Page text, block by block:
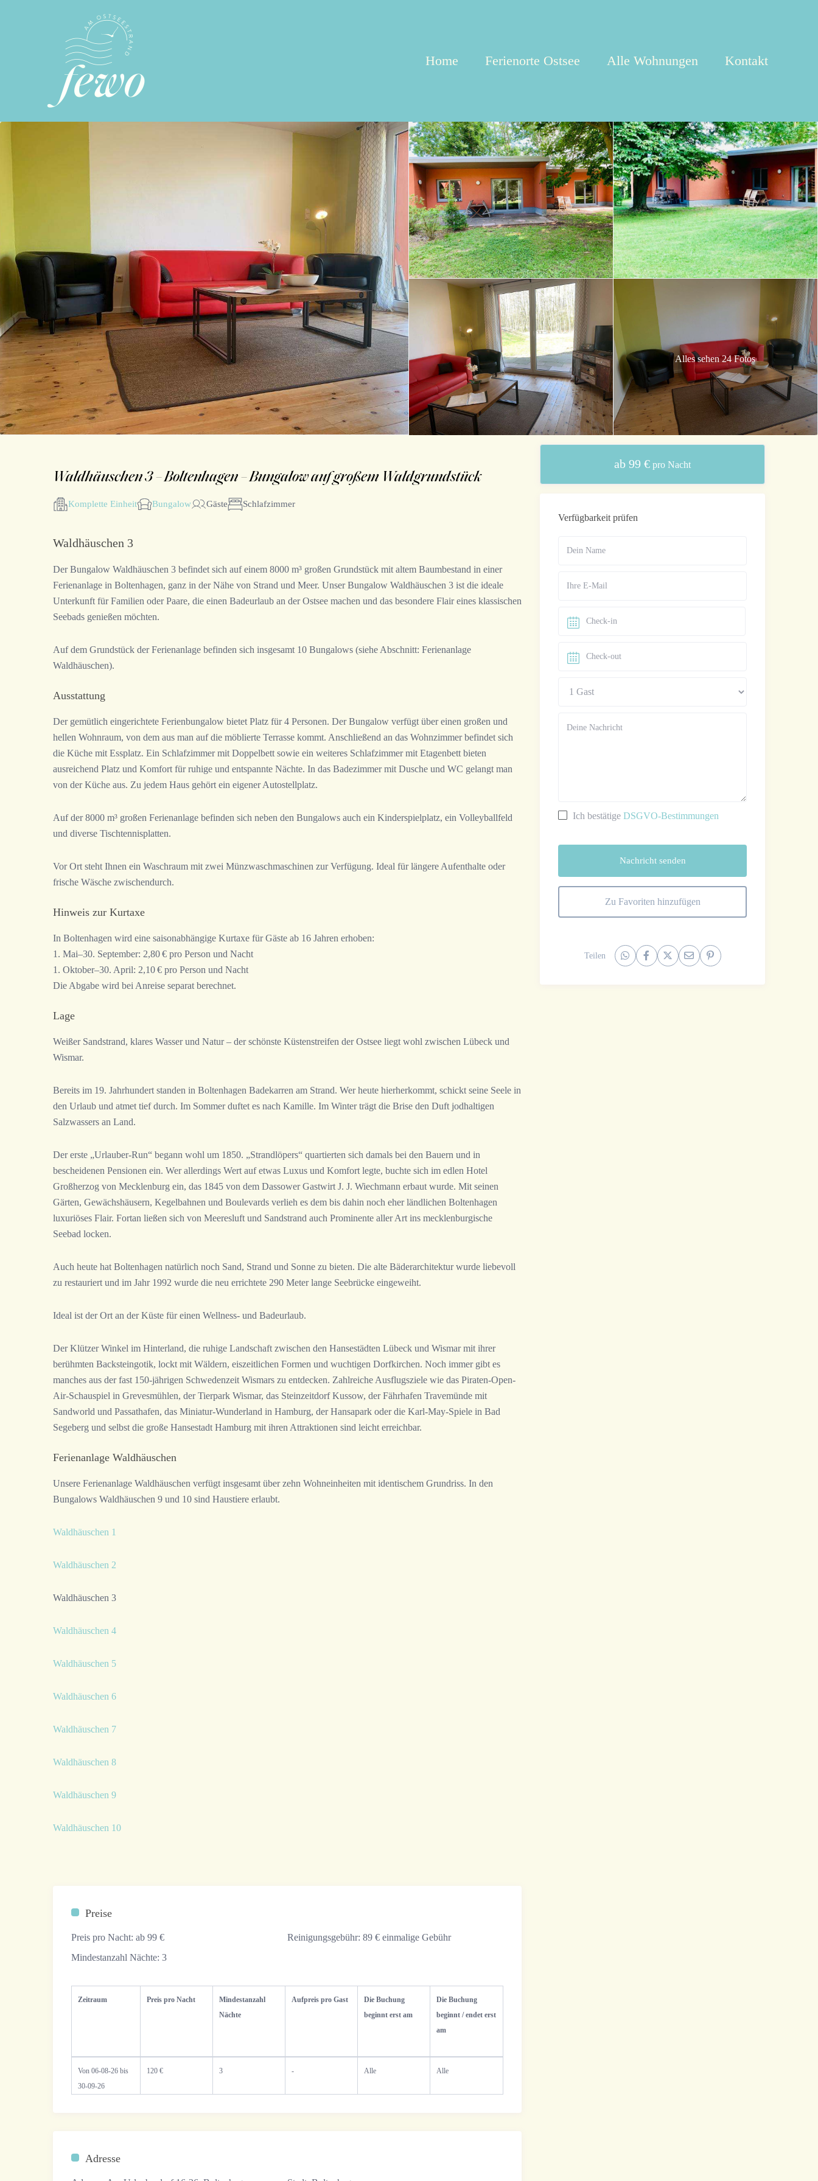
Home Ferienorte Ostsee Alle Wohnungen Kontakt
Alles sehen 24 Fotos
Waldhäuschen 3 – Boltenhagen – Bungalow auf großem Waldgrundstück
Komplette Einheit Bungalow Gäste Schlafzimmer
Waldhäuschen 3
Der Bungalow Waldhäuschen 3 befindet sich auf einem 8000 m³ großen Grundstück mit altem Baumbestand in einer
Ferienanlage in Boltenhagen, ganz in der Nähe von Strand und Meer. Unser Bungalow Waldhäuschen 3 ist die ideale
Unterkunft für Familien oder Paare, die einen Badeurlaub an der Ostsee machen und das besondere Flair eines klassischen
Seebads genießen möchten.
Auf dem Grundstück der Ferienanlage befinden sich insgesamt 10 Bungalows (siehe Abschnitt: Ferienanlage
Waldhäuschen).
Ausstattung
Der gemütlich eingerichtete Ferienbungalow bietet Platz für 4 Personen. Der Bungalow verfügt über einen großen und
hellen Wohnraum, von dem aus man auf die möblierte Terrasse kommt. Anschließend an das Wohnzimmer befindet sich
die Küche mit Essplatz. Ein Schlafzimmer mit Doppelbett sowie ein weiteres Schlafzimmer mit Etagenbett bieten
ausreichend Platz und Komfort für ruhige und entspannte Nächte. In das Badezimmer mit Dusche und WC gelangt man
von der Küche aus. Zu jedem Haus gehört ein eigener Autostellplatz.
Auf der 8000 m³ großen Ferienanlage befinden sich neben den Bungalows auch ein Kinderspielplatz, ein Volleyballfeld
und diverse Tischtennisplatten.
Vor Ort steht Ihnen ein Waschraum mit zwei Münzwaschmaschinen zur Verfügung. Ideal für längere Aufenthalte oder
frische Wäsche zwischendurch.
Hinweis zur Kurtaxe
In Boltenhagen wird eine saisonabhängige Kurtaxe für Gäste ab 16 Jahren erhoben:
1. Mai–30. September: 2,80 € pro Person und Nacht
1. Oktober–30. April: 2,10 € pro Person und Nacht
Die Abgabe wird bei Anreise separat berechnet.
Lage
Weißer Sandstrand, klares Wasser und Natur – der schönste Küstenstreifen der Ostsee liegt wohl zwischen Lübeck und
Wismar.
Bereits im 19. Jahrhundert standen in Boltenhagen Badekarren am Strand. Wer heute hierherkommt, schickt seine Seele in
den Urlaub und atmet tief durch. Im Sommer duftet es nach Kamille. Im Winter trägt die Brise den Duft jodhaltigen
Salzwassers an Land.
Der erste „Urlauber-Run“ begann wohl um 1850. „Strandlöpers“ quartierten sich damals bei den Bauern und in
bescheidenen Pensionen ein. Wer allerdings Wert auf etwas Luxus und Komfort legte, buchte sich im edlen Hotel
Großherzog von Mecklenburg ein, das 1845 von dem Dassower Gastwirt J. J. Wiechmann erbaut wurde. Mit seinen
Gärten, Gewächshäusern, Kegelbahnen und Boulevards verlieh es dem bis dahin noch eher ländlichen Boltenhagen
luxuriöses Flair. Fortan ließen sich von Meeresluft und Sandstrand auch Prominente aller Art ins mecklenburgische
Seebad locken.
Auch heute hat Boltenhagen natürlich noch Sand, Strand und Sonne zu bieten. Die alte Bäderarchitektur wurde liebevoll
zu restauriert und im Jahr 1992 wurde die neu errichtete 290 Meter lange Seebrücke eingeweiht.
Ideal ist der Ort an der Küste für einen Wellness- und Badeurlaub.
Der Klützer Winkel im Hinterland, die ruhige Landschaft zwischen den Hansestädten Lübeck und Wismar mit ihrer
berühmten Backsteingotik, lockt mit Wäldern, eiszeitlichen Formen und wuchtigen Dorfkirchen. Noch immer gibt es
manches aus der fast 150-jährigen Schwedenzeit Wismars zu entdecken. Zahlreiche Ausflugsziele wie das Piraten-Open-
Air-Schauspiel in Grevesmühlen, der Tierpark Wismar, das Steinzeitdorf Kussow, der Fährhafen Travemünde mit
Sandworld und Passathafen, das Miniatur-Wunderland in Hamburg, der Hansapark oder die Karl-May-Spiele in Bad
Segeberg und selbst die große Hansestadt Hamburg mit ihren Attraktionen sind leicht erreichbar.
Ferienanlage Waldhäuschen
Unsere Ferienanlage Waldhäuschen verfügt insgesamt über zehn Wohneinheiten mit identischem Grundriss. In den
Bungalows Waldhäuschen 9 und 10 sind Haustiere erlaubt.
Waldhäuschen 1
Waldhäuschen 2
Waldhäuschen 3
Waldhäuschen 4
Waldhäuschen 5
Waldhäuschen 6
Waldhäuschen 7
Waldhäuschen 8
Waldhäuschen 9
Waldhäuschen 10
Preise
Preis pro Nacht: ab 99 € Reinigungsgebühr: 89 € einmalige Gebühr
Mindestanzahl Nächte: 3
Zeitraum Preis pro Nacht
Mindestanzahl
Nächte
Aufpreis pro Gast
Die Buchung
beginnt erst am
Die Buchung
beginnt / endet erst
am
Von 06-08-26 bis
30-09-26
120 € 3 - Alle Alle
Adresse
ab 99 € pro Nacht
Verfügbarkeit prüfen
Ich bestätige DSGVO-Bestimmungen
Nachricht senden
Zu Favoriten hinzufügen
Teilen